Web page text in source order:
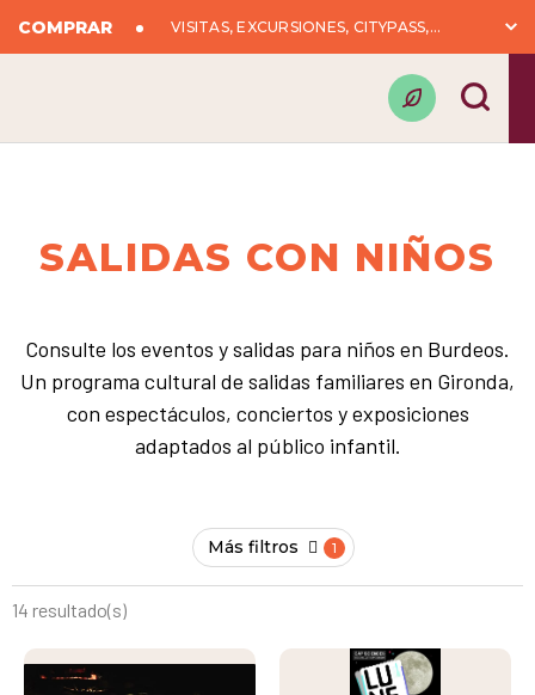
COMPRAR VISITAS, EXCURSIONES, CITYPASS,...
SALIDAS CON NIÑOS
Consulte los eventos y salidas para niños en Burdeos.
Un programa cultural de salidas familiares en Gironda,
con espectáculos, conciertos y exposiciones
adaptados al público infantil.
Más filtros
14 resultado(s)